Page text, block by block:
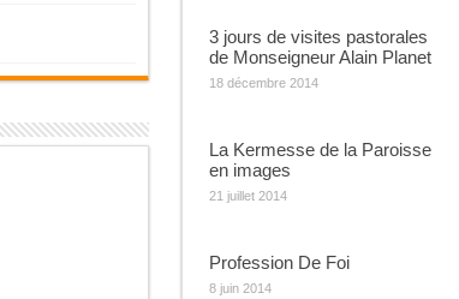
3 jours de visites pastorales
de Monseigneur Alain Planet
18 décembre 2014
La Kermesse de la Paroisse
en images
21 juillet 2014
Profession De Foi
8 juin 2014